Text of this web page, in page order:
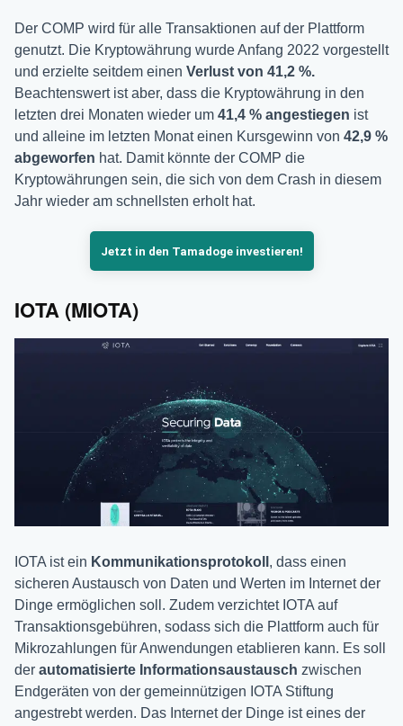
Der COMP wird für alle Transaktionen auf der Plattform
genutzt. Die Kryptowährung wurde Anfang 2022 vorgestellt
und erzielte seitdem einen Verlust von 41,2 %.
Beachtenswert ist aber, dass die Kryptowährung in den
letzten drei Monaten wieder um 41,4 % angestiegen ist
und alleine im letzten Monat einen Kursgewinn von 42,9 %
abgeworfen hat. Damit könnte der COMP die
Kryptowährungen sein, die sich von dem Crash in diesem
Jahr wieder am schnellsten erholt hat.
Jetzt in den Tamadoge investieren!
IOTA (MIOTA)
IOTA ist ein Kommunikationsprotokoll , dass einen
sicheren Austausch von Daten und Werten im Internet der
Dinge ermöglichen soll. Zudem verzichtet IOTA auf
Transaktionsgebühren, sodass sich die Plattform auch für
Mikrozahlungen für Anwendungen etablieren kann. Es soll
der automatisierte Informationsaustausch zwischen
Endgeräten von der gemeinnützigen IOTA Stiftung
angestrebt werden. Das Internet der Dinge ist eines der